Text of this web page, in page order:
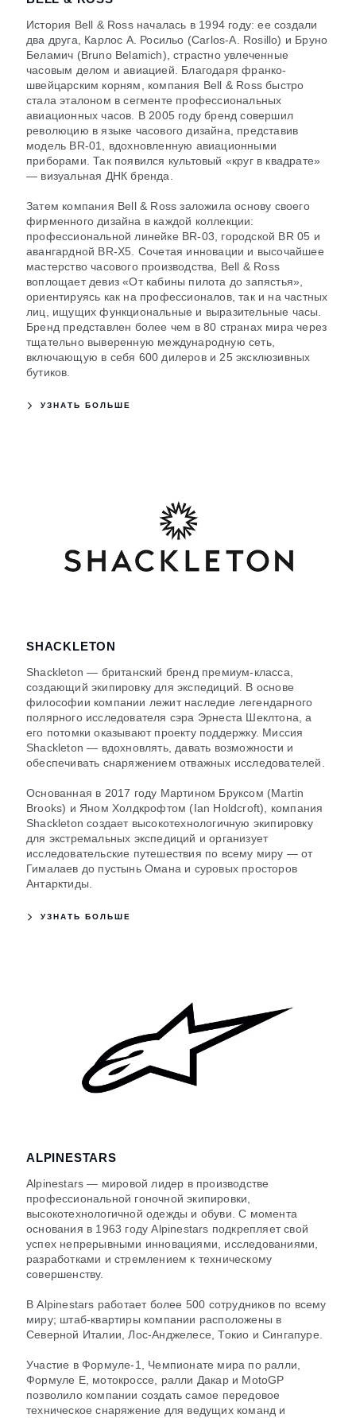
История Bell & Ross началась в 1994 году: ее создали
два друга, Карлос А. Росильо (Carlos-A. Rosillo) и Бруно
Беламич (Bruno Belamich), страстно увлеченные
часовым делом и авиацией. Благодаря франко-
швейцарским корням, компания Bell & Ross быстро
стала эталоном в сегменте профессиональных
авиационных часов. В 2005 году бренд совершил
революцию в языке часового дизайна, представив
модель BR-01, вдохновленную авиационными
приборами. Так появился культовый «круг в квадрате»
— визуальная ДНК бренда.
Затем компания Bell & Ross заложила основу своего
фирменного дизайна в каждой коллекции:
профессиональной линейке BR-03, городской BR 05 и
авангардной BR-X5. Сочетая инновации и высочайшее
мастерство часового производства, Bell & Ross
воплощает девиз «От кабины пилота до запястья»,
ориентируясь как на профессионалов, так и на частных
лиц, ищущих функциональные и выразительные часы.
Бренд представлен более чем в 80 странах мира через
тщательно выверенную международную сеть,
включающую в себя 600 дилеров и 25 эксклюзивных
бутиков.
УЗНАТЬ БОЛЬШЕ
SHACKLETON
Shackleton — британский бренд премиум-класса,
создающий экипировку для экспедиций. В основе
философии компании лежит наследие легендарного
полярного исследователя сэра Эрнеста Шеклтона, а
его потомки оказывают проекту поддержку. Миссия
Shackleton — вдохновлять, давать возможности и
обеспечивать снаряжением отважных исследователей.
Основанная в 2017 году Мартином Бруксом (Martin
Brooks) и Яном Холдкрофтом (Ian Holdcroft), компания
Shackleton создает высокотехнологичную экипировку
для экстремальных экспедиций и организует
исследовательские путешествия по всему миру — от
Гималаев до пустынь Омана и суровых просторов
Антарктиды.
УЗНАТЬ БОЛЬШЕ
ALPINESTARS
Alpinestars — мировой лидер в производстве
профессиональной гоночной экипировки,
высокотехнологичной одежды и обуви. С момента
основания в 1963 году Alpinestars подкрепляет свой
успех непрерывными инновациями, исследованиями,
разработками и стремлением к техническому
совершенству.
В Alpinestars работает более 500 сотрудников по всему
миру; штаб-квартиры компании расположены в
Северной Италии, Лос-Анджелесе, Токио и Сингапуре.
Участие в Формуле-1, Чемпионате мира по ралли,
Формуле E, мотокроссе, ралли Дакар и MotoGP
позволило компании создать самое передовое
техническое снаряжение для ведущих команд и